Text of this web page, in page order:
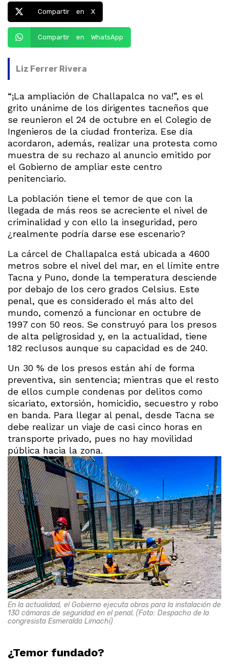
Compartir en X
Compartir en WhatsApp
Liz Ferrer Rivera
“¡La ampliación de Challapalca no va!”, es el
grito unánime de los dirigentes tacneños que
se reunieron el 24 de octubre en el Colegio de
Ingenieros de la ciudad fronteriza. Ese día
acordaron, además, realizar una protesta como
muestra de su rechazo al anuncio emitido por
el Gobierno de ampliar este centro
penitenciario.
La población tiene el temor de que con la
llegada de más reos se acreciente el nivel de
criminalidad y con ello la inseguridad, pero
¿realmente podría darse ese escenario?
La cárcel de Challapalca está ubicada a 4600
metros sobre el nivel del mar, en el límite entre
Tacna y Puno, donde la temperatura desciende
por debajo de los cero grados Celsius. Este
penal, que es considerado el más alto del
mundo, comenzó a funcionar en octubre de
1997 con 50 reos. Se construyó para los presos
de alta peligrosidad y, en la actualidad, tiene
182 reclusos aunque su capacidad es de 240.
Un 30 % de los presos están ahí de forma
preventiva, sin sentencia; mientras que el resto
de ellos cumple condenas por delitos como
sicariato, extorsión, homicidio, secuestro y robo
en banda. Para llegar al penal, desde Tacna se
debe realizar un viaje de casi cinco horas en
transporte privado, pues no hay movilidad
pública hacia la zona.
En la actualidad, el Gobierno ejecuta obras para la instalación de
130 cámaras de seguridad en el penal. (Foto: Despacho de la
congresista Esmeralda Limachi)
¿Temor fundado?